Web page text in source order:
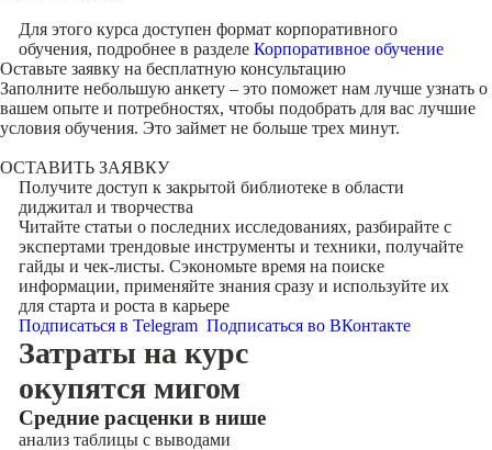
Для этого курса доступен формат корпоративного
обучения, подробнее в разделе Корпоративное обучение
Оставьте заявку на бесплатную консультацию
Заполните небольшую анкету – это поможет нам лучше узнать о
вашем опыте и потребностях, чтобы подобрать для вас лучшие
условия обучения. Это займет не больше трех минут.
ОСТАВИТЬ ЗАЯВКУ
Получите доступ к закрытой библиотекев области
диджитал и творчества
Читайте статьи о последних исследованиях, разбирайте с
экспертами трендовые инструменты и техники, получайте
гайды и чек-листы. Сэкономьте время на поиске
информации, применяйте знания сразу и используйте их
для старта и роста в карьере
Подписаться в Telegram Подписаться во ВКонтакте
Затраты на курс
окупятся мигом
Cредние расценки в нише
анализ таблицы с выводами